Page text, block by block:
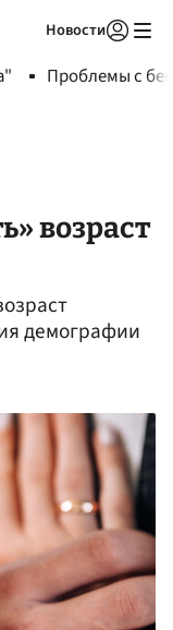
Новости
Проблемы с
возраст
демографии